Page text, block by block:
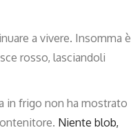
a vivere. Insomma è
rosso, lasciandoli
in frigo non ha mostrato
Niente blob,